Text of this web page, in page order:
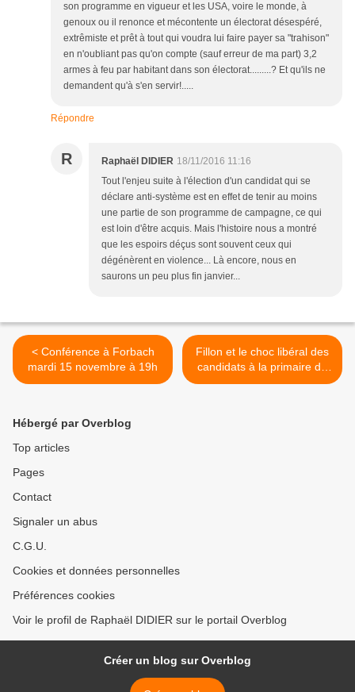
son programme en vigueur et les USA, voire le monde, à
genoux ou il renonce et mécontente un électorat désespéré,
extrêmiste et prêt à tout qui voudra lui faire payer sa "trahison"
en n'oubliant pas qu'on compte (sauf erreur de ma part) 3,2
armes à feu par habitant dans son électorat.........? Et qu'ils ne
demandent qu'à s'en servir!.....
Répondre
R Raphaël DIDIER 18/11/2016 11:16
Tout l'enjeu suite à l'élection d'un candidat qui se
déclare anti-système est en effet de tenir au moins
une partie de son programme de campagne, ce qui
est loin d'être acquis. Mais l'histoire nous a montré
que les espoirs déçus sont souvent ceux qui
dégénèrent en violence... Là encore, nous en
saurons un peu plus fin janvier...
< Conférence à Forbach
mardi 15 novembre à 19h
Fillon et le choc libéral des
candidats à la primaire de
droite >
Hébergé par Overblog
Top articles
Pages
Contact
Signaler un abus
C.G.U.
Cookies et données personnelles
Préférences cookies
Voir le profil de Raphaël DIDIER sur le portail Overblog
Créer un blog sur Overblog